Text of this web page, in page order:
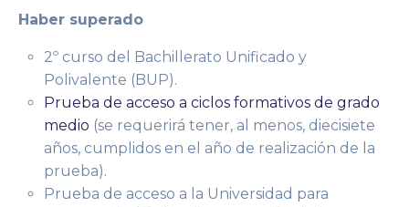
Haber superado
2º curso del Bachillerato Unificado y
Polivalente (BUP).
Prueba de acceso a ciclos formativos de grado
medio (se requerirá tener, al menos, diecisiete
años, cumplidos en el año de realización de la
prueba).
Prueba de acceso a la Universidad para